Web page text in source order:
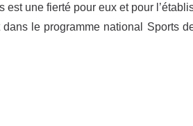
est une fierté pour eux et pour
dans le programme national Sports